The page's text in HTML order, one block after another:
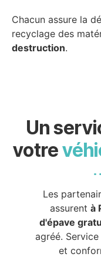
Chacun assure la
recyclage des
destruction.
Un
votre
Les
assurent à
d'épave
agréé.
et